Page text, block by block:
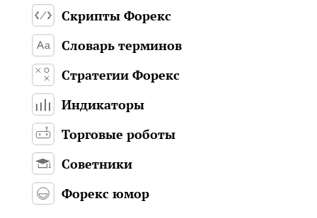
Скрипты Форекс
Словарь терминов
Стратегии Форекс
Индикаторы
Торговые роботы
Советники
Форекс юмор